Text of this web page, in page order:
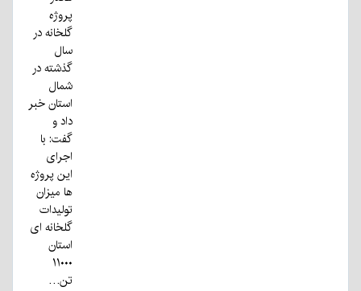
پروژه
گلخانه در
سال
گذشته در
شمال
استان خبر
داد و
گفت: با
اجرای
این پروژه
ها میزان
تولیدات
گلخانه ای
استان
۱۱۰۰۰
تن…